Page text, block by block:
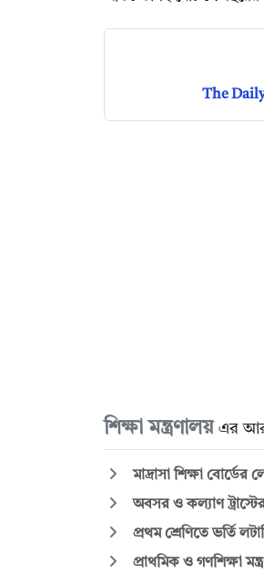
The
শিক্ষা মন্ত্রণালয় এর
মাদ্রাসা শিক্ষা বোর্ডের
অবসর ও কল্যাণ
প্রথম শ্রেণিতে ভর্তি
প্রাথমিক ও গণশিক্ষা